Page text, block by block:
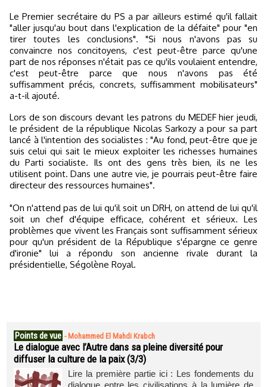
Le Premier secrétaire du PS a par ailleurs estimé qu'il fallait
"aller jusqu'au bout dans l'explication de la défaite" pour "en
tirer toutes les conclusions". "Si nous n'avons pas su
convaincre nos concitoyens, c'est peut-être parce qu'une
part de nos réponses n'était pas ce qu'ils voulaient entendre,
c'est peut-être parce que nous n'avons pas été
suffisamment précis, concrets, suffisamment mobilisateurs"
a-t-il ajouté.
Lors de son discours devant les patrons du MEDEF hier jeudi,
le président de la république Nicolas Sarkozy a pour sa part
lancé à l'intention des socialistes : "Au fond, peut-être que je
suis celui qui sait le mieux exploiter les richesses humaines
du Parti socialiste. Ils ont des gens très bien, ils ne les
utilisent point. Dans une autre vie, je pourrais peut-être faire
directeur des ressources humaines".
"On n'attend pas de lui qu'il soit un DRH, on attend de lui qu'il
soit un chef d'équipe efficace, cohérent et sérieux. Les
problèmes que vivent les Français sont suffisamment sérieux
pour qu'un président de la République s'épargne ce genre
d'ironie" lui a répondu son ancienne rivale durant la
présidentielle, Ségolène Royal.
Points de vue - Mohammed El Mahdi Krabch
Le dialogue avec l’Autre dans sa pleine diversité pour
diffuser la culture de la paix (3/3)
Lire la première partie ici : Les fondements du
dialogue entre les civilisations à la lumière de